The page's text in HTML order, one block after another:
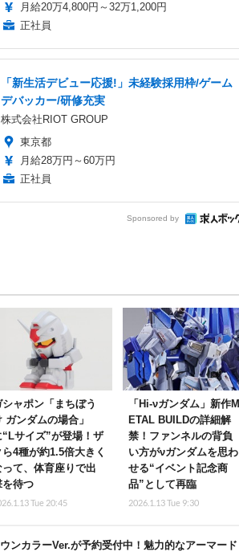
月給20万4,800円～32万1,200円
正社員
「新生活デビュー応援!」未経験採用枠/ゲーム
デバッカー/研修充実
株式会社RIOT GROUP
東京都
月給28万円～60万円
正社員
Sponsored by
シャポン「まちぼう
ガンダムの場合」
“Lサイズ”が登場！ザ
ら4種が約1.5倍大きく
って、体育座りで出
を待つ
Tue 20:45
「Hi-νガンダム」新作M
ETAL BUILDの詳細解
禁！ファンネルの背負
い方がνガンダムを思わ
せる“イベント記念商
品”として再臨
2026.1.13 Tue 9:30
ンカラーVer.が予約受付中！魅力的なアーマード